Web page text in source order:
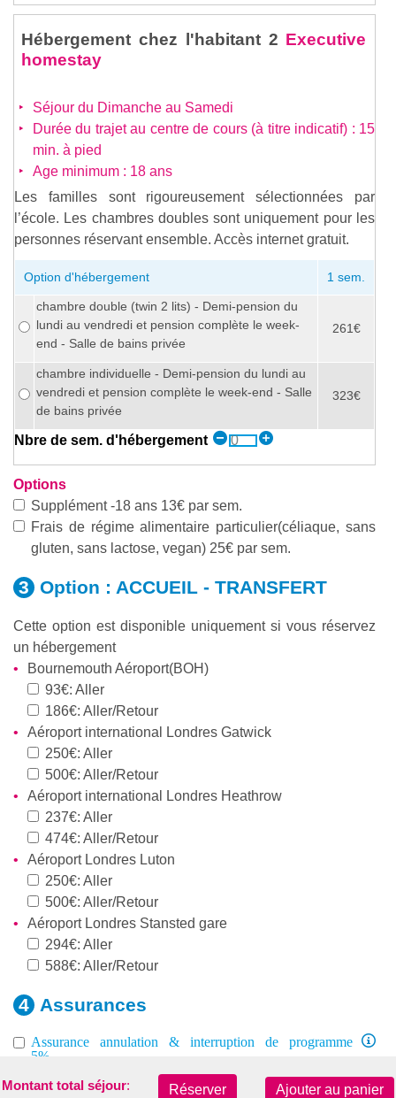
Hébergement chez l'habitant 2 Executive
homestay
Séjour du Dimanche au Samedi
Durée du trajet au centre de cours (à titre indicatif) : 15
min. à pied
Age minimum : 18 ans
Les familles sont rigoureusement sélectionnées par
l’école. Les chambres doubles sont uniquement pour les
personnes réservant ensemble. Accès internet gratuit.
Option d'hébergement 1 sem.
chambre double (twin 2 lits) - Demi-pension du
lundi au vendredi et pension complète le week-
end - Salle de bains privée
261€
chambre individuelle - Demi-pension du lundi au
vendredi et pension complète le week-end - Salle
de bains privée
323€
Nbre de sem. d'hébergement
Options
Supplément -18 ans 13€ par sem.
Frais de régime alimentaire particulier(céliaque, sans
gluten, sans lactose, vegan) 25€ par sem.
Option : ACCUEIL - TRANSFERT
Cette option est disponible uniquement si vous réservez
un hébergement
Bournemouth Aéroport(BOH)
93€: Aller
186€: Aller/Retour
Aéroport international Londres Gatwick
250€: Aller
500€: Aller/Retour
Aéroport international Londres Heathrow
237€: Aller
474€: Aller/Retour
Aéroport Londres Luton
250€: Aller
500€: Aller/Retour
Aéroport Londres Stansted gare
294€: Aller
588€: Aller/Retour
Assurances
Assurance annulation & interruption de programme
5%
Assistance Médicale hors UE 8-60 ans 14€ par sem.
Montant total séjour: Réserver Ajouter au panier